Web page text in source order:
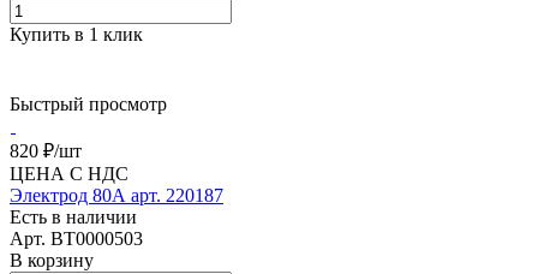
Купить в 1 клик
Быстрый просмотр
820 ₽/шт
ЦЕНА С НДС
Электрод 80А арт. 220187
Есть в наличии
Арт. BT0000503
В корзину